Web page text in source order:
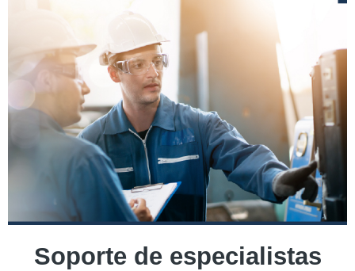
Soporte de especialistas